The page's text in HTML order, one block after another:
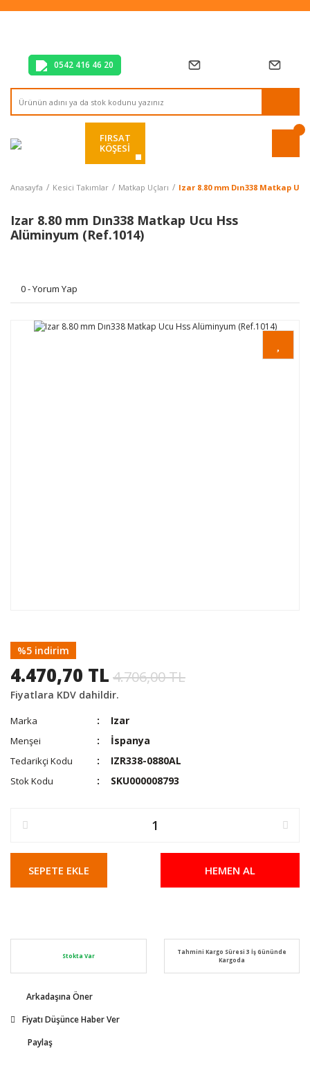
Tüm Alışverişlerde Vade Farksız 2 Taksit!
0542 416 46 20
FIRSAT
KÖŞESİ
Anasayfa Kesici Takımlar Matkap Uçları Izar 8.80 mm Dın338 Matkap
Izar 8.80 mm Dın338 Matkap Ucu Hss
Alüminyum (Ref.1014)
0 - Yorum Yap
%5 indirim
4.470,70 TL 4.706,00 TL
Fiyatlara KDV dahildir.
Marka Izar
Menşei İspanya
Tedarikçi Kodu IZR338-0880AL
Stok Kodu SKU000008793
SEPETE EKLE HEMEN AL
Stokta Var
Tahmini Kargo Süresi 3 İş Gününde
Kargoda
Arkadaşına Öner
Fiyatı Düşünce Haber Ver
Paylaş